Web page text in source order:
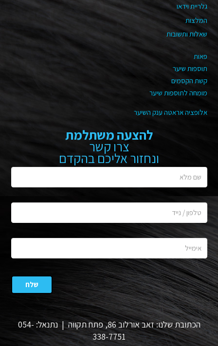
גלריית וידאו
המלצות
שאלות ותשובות
פאות
תוספות שיער
קשת הקסמים
מומחה לתוספות שיער
אלופציה אראטה ענק השיער
להצעה משתלמת
צרו קשר
ונחזור אליכם בהקדם
הכתובת שלנו: זאב אורלוב 86, פתח תקווה | נתנאל: 054-
338-7751